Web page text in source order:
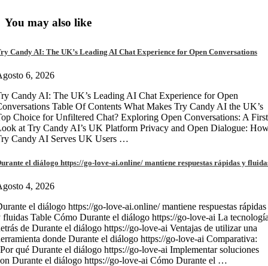
You may also like
Candy AI: The UK’s Leading AI Chat Experience for Open Conversations
6, 2026
Candy AI: The UK’s Leading AI Chat Experience for Open
Table Of Contents What Makes Try Candy AI the UK’s
Choice for Unfiltered Chat? Exploring Open Conversations: A First
at Try Candy AI’s UK Platform Privacy and Open Dialogue:
Candy AI Serves UK Users …
el diálogo https://go-love-ai.online/ mantiene respuestas rápidas y
4, 2026
el diálogo https://go-love-ai.online/ mantiene respuestas rápidas
fluidas Table Cómo Durante el diálogo https://go-love-ai La
de Durante el diálogo https://go-love-ai Ventajas de utilizar una
donde Durante el diálogo https://go-love-ai Comparativa:
qué Durante el diálogo https://go-love-ai Implementar soluciones
Durante el diálogo https://go-love-ai Cómo Durante el …